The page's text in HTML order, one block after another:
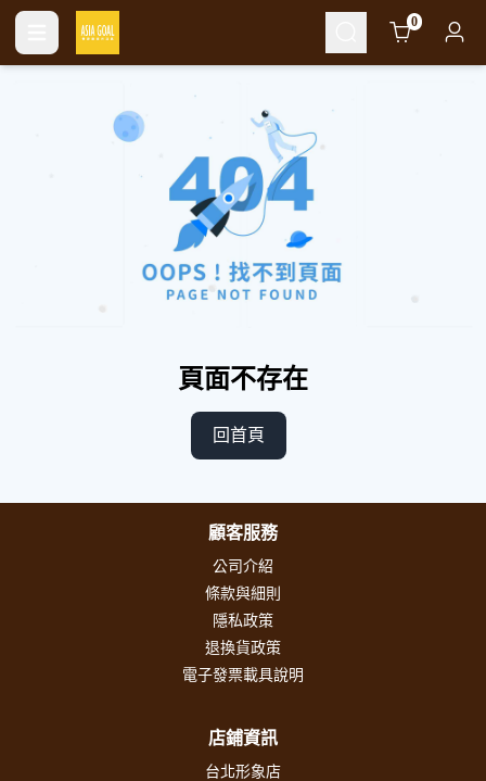
Cart 0
頁面不存在
回首頁
顧客服務
公司介紹
條款與細則
隱私政策
退換貨政策
電子發票載具說明
店鋪資訊
台北形象店